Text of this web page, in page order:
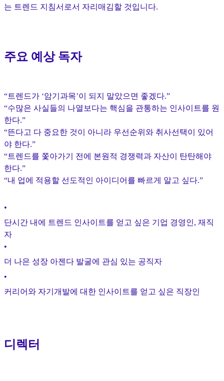
는 트렌드 지침서로서 자리매김할 것입니다.
주요 예상 독자
“트렌드가 ‘암기과목’이 되지 말았으면 좋겠다.”
“수많은 사실들의 나열보다는 핵심을 관통하는 인사이트를 원
한다.”
“뜬다고 다 중요한 것이 아니라 우선순위와 취사선택이 있어
야 한다.”
“트렌드를 쫓아가기 전에 본원적 경쟁력과 자산이 탄탄해야
한다.”
“내 업에 적용할 선도적인 아이디어를 빠르게 알고 싶다.”
•
단시간 내에 트렌드 인사이트를 얻고 싶은 기업 경영인, 재직
자
•
더 나은 성장 아젠다 발굴에 관심 있는 공직자
•
커리어와 자기개발에 대한 인사이트를 얻고 싶은 직장인
디렉터